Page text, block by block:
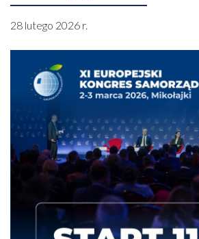
28 lutego 2026 r.